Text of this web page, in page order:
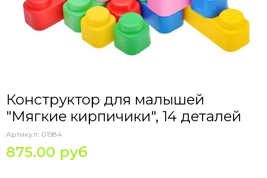
Конструктор для малышей
"Мягкие кирпичики", 14 деталей
Артикул: 01584
875.00 руб